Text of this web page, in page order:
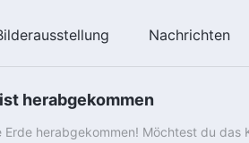
Nachrichten
herabgekommen
Erde herabgekommen! Möchtest du das